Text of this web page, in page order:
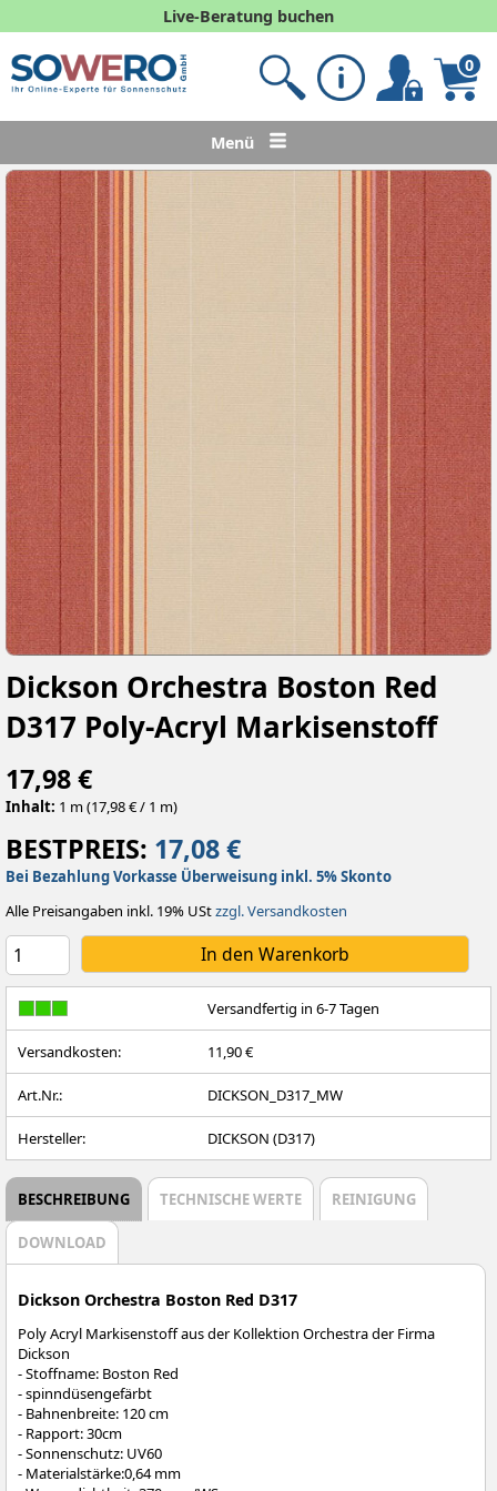
Live-Beratung buchen
0
Menü
Dickson Orchestra Boston Red
D317 Poly-Acryl Markisenstoff
17,98 €
Inhalt: 1 m (17,98 € / 1 m)
BESTPREIS: 17,08 €
Bei Bezahlung Vorkasse Überweisung inkl. 5% Skonto
Alle Preisangaben inkl. 19% UStzzgl. Versandkosten
Versandfertig in 6-7 Tagen
Versandkosten: 11,90 €
Art.Nr.: DICKSON_D317_MW
Hersteller: DICKSON (D317)
BESCHREIBUNG TECHNISCHE WERTE REINIGUNG
DOWNLOAD
Dickson Orchestra Boston Red D317
Poly Acryl Markisenstoff aus der Kollektion Orchestra der Firma
Dickson
- Stoffname: Boston Red
- spinndüsengefärbt
- Bahnenbreite: 120 cm
- Rapport: 30cm
- Sonnenschutz: UV60
- Materialstärke:0,64 mm